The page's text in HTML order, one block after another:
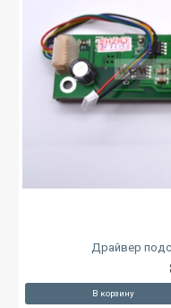
Драйвер
В корзину